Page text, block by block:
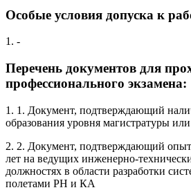
Особые условия допуска к
1. -
Перечень документов для
профессионального экзамена:
1. 1. Документ, подтверждающий
образования уровня магистратуры
2. 2. Документ, подтверждающий
лет на ведущих инженерно-
должностях в области разработки
полетами РН и КА